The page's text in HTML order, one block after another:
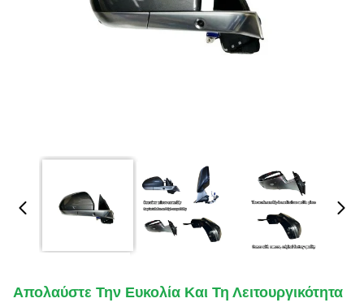
Απολαύστε Την Ευκολία Και Τη Λειτουργικότητα